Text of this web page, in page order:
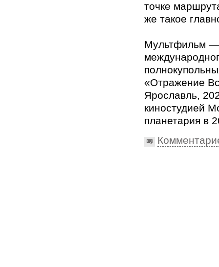
точке
же такое
Мультфильм —
«Отражение
Ярославль,
киностудией
планетария в